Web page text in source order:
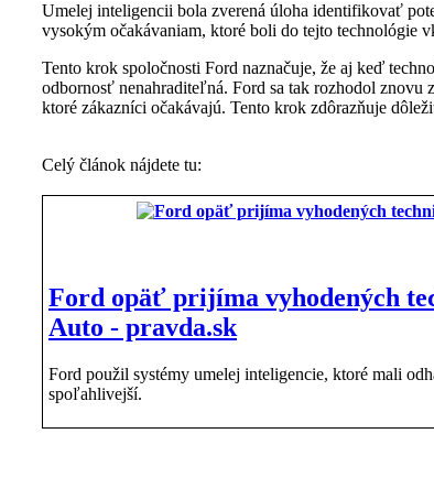
Umelej inteligencii bola zverená úloha identifikovať
vysokým očakávaniam, ktoré boli do tejto technológie
Tento krok spoločnosti Ford naznačuje, že aj keď
odbornosť nenahraditeľná. Ford sa tak rozhodol znovu
ktoré zákazníci očakávajú. Tento krok zdôrazňuje
Celý článok nájdete tu:
Ford opäť prijíma vyhodených
Auto - pravda.sk
Ford použil systémy umelej inteligencie, ktoré mali
spoľahlivejší.